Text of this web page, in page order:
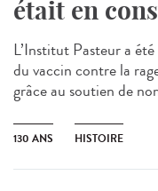
était en
L’Institut Pasteur a
du vaccin contre la
grâce au soutien de
130 ANS HISTOIRE